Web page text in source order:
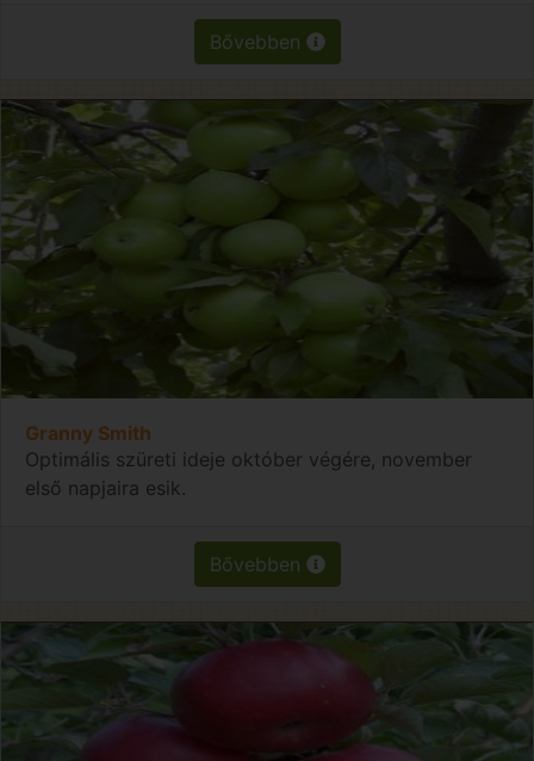
Bővebben
Granny Smith
Optimális szüreti ideje október végére, november
első napjaira esik.
Bővebben